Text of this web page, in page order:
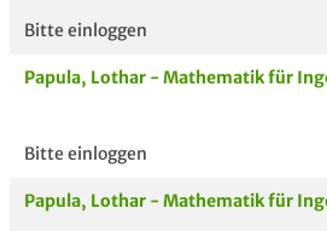
Bitte einloggen
Papula, Lothar - Mathematik für
Bitte einloggen
Papula, Lothar - Mathematik für